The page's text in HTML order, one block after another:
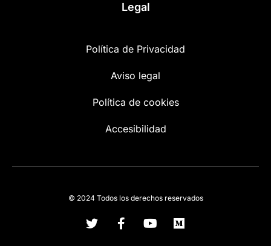
Legal
Política de Privacidad
Aviso legal
Política de cookies
Accesibilidad
© 2024 Todos los derechos reservados